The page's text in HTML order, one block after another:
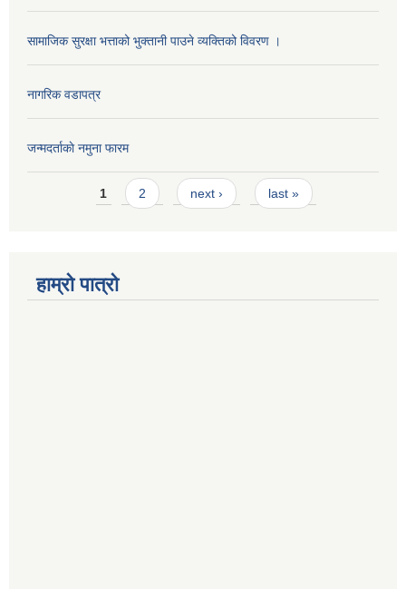
सामाजिक सुरक्षा भत्ताको भुक्तानी पाउने व्यक्तिको विवरण ।
नागरिक वडापत्र
जन्मदर्ताकाे नमुना फारम
Pages1 2 next › last »
हाम्रो पात्रो